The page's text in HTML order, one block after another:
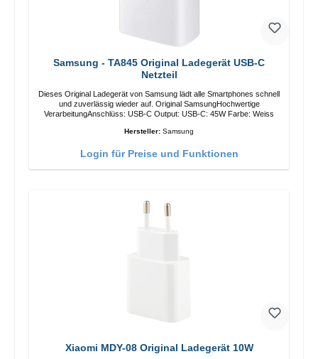
Samsung - TA845 Original Ladegerät USB-C
Netzteil
Dieses Original Ladegerät von Samsung lädt alle Smartphones schnell
und zuverlässig wieder auf. Original SamsungHochwertige
VerarbeitungAnschlüss: USB-C Output: USB-C: 45W Farbe: Weiss
Hersteller: Samsung
Login für Preise und Funktionen
Xiaomi MDY-08 Original Ladegerät 10W